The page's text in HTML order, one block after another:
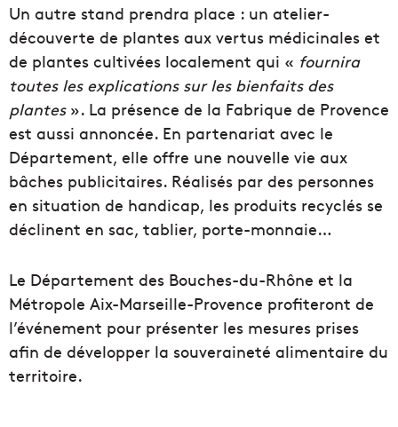
Un autre stand prendra place : un atelier-
découverte de plantes aux vertus médicinales et
de plantes cultivées localement qui « fournira
toutes les explications sur les bienfaits des
plantes». La présence de la Fabrique de Provence
est aussi annoncée. En partenariat avec le
Département, elle offre une nouvelle vie aux
bâches publicitaires. Réalisés par des personnes
en situation de handicap, les produits recyclés se
déclinent en sac, tablier, porte-monnaie…
Le Département des Bouches-du-Rhône et la
Métropole Aix-Marseille-Provence profiteront de
l’événement pour présenter les mesures prises
afin de développer la souveraineté alimentaire du
territoire.